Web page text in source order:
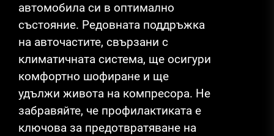
автомобила си в оптимално
състояние. Редовната поддръжка
на авточастите, свързани с
климатичната система, ще осигури
комфортно шофиране и ще
удължи живота на компресора. Не
забравяйте, че профилактиката е
ключова за предотвратяване на